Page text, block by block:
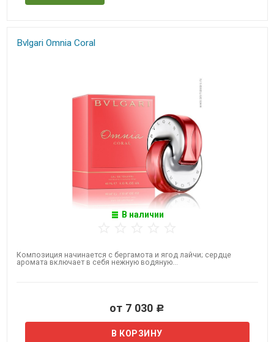
Bvlgari Omnia Coral
В наличии
Композиция начинается с бергамота и ягод лайчи; сердце
аромата включает в себя нежную водяную...
от 7 030 Р